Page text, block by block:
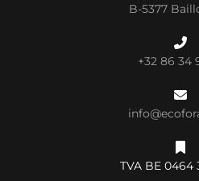
B-5377
+32 86 34
TVA BE 0464